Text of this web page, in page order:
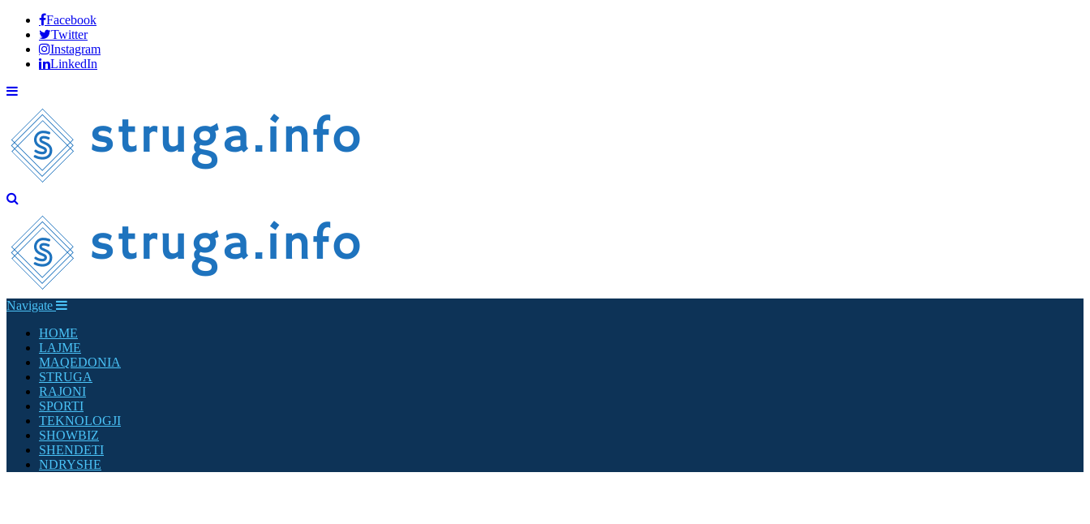
Facebook
Twitter
Instagram
LinkedIn
Navigate
HOME
LAJME
MAQEDONIA
STRUGA
RAJONI
SPORTI
TEKNOLOGJI
SHOWBIZ
SHENDETI
NDRYSHE